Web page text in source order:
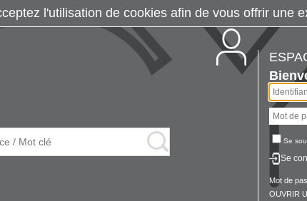
Se
Se
Mot de
OUVRIR
l'utilisation de cookies afin de vous offrir